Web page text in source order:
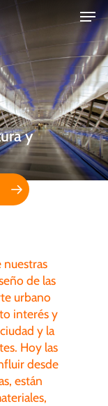
y
de las
urbano
interés y
y la
Hoy las
desde
están